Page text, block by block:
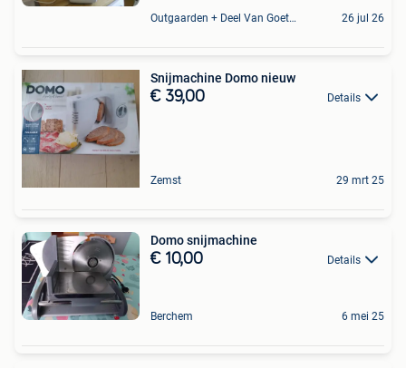
Outgaarden + Deel Van Goetsenhoven 26 jul 26
Snijmachine Domo nieuw
€ 39,00 Details
Zemst 29 mrt 25
Domo snijmachine
€ 10,00 Details
Berchem 6 mei 25